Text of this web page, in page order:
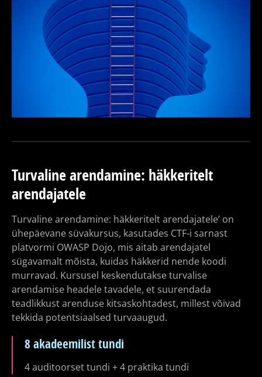
Turvaline arendamine: häkkeritelt
arendajatele
Turvaline arendamine: häkkeritelt arendajatele’ on
ühepäevane süvakursus, kasutades CTF-i sarnast
platvormi OWASP Dojo, mis aitab arendajatel
sügavamalt mõista, kuidas häkkerid nende koodi
murravad. Kursusel keskendutakse turvalise
arendamise headele tavadele, et suurendada
teadlikkust arenduse kitsaskohtadest, millest võivad
tekkida potentsiaalsed turvaaugud.
8 akadeemilist tundi
4 auditoorset tundi + 4 praktika tundi